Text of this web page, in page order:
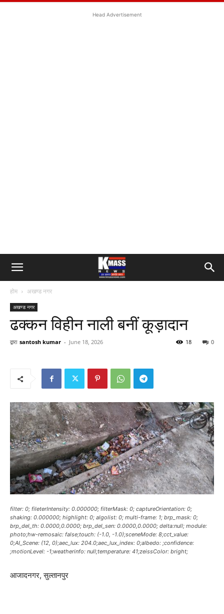
Head Advertisement
होम अखण्ड नगर
अखण्ड नगर
ढक्कन विहीन नाली बनीं कूड़ादान
द्वारा santosh kumar - June 18, 2026 0
18
filter: 0; fileterIntensity: 0.000000; filterMask: 0; captureOrientation: 0;
shaking: 0.000000; highlight: 0; algolist: 0; multi-frame: 1; brp_mask: 0;
brp_del_th: 0.0000,0.0000; brp_del_sen: 0.0000,0.0000; delta:null; module:
photo;hw-remosaic: false;touch: (-1.0, -1.0);sceneMode: 8;cct_value:
0;AI_Scene: (12, 0);aec_lux: 204.0;aec_lux_index: 0;albedo: ;confidence:
;motionLevel: -1;weatherinfo: null;temperature: 41;zeissColor: bright;
आजादनगर, सुल्तानपुर